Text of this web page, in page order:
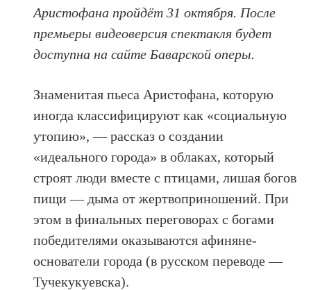
Аристофана пройдёт 31 октября. После
премьеры видеоверсия спектакля будет
доступна на сайте Баварской оперы.
Знаменитая пьеса Аристофана, которую
иногда классифицируют как «социальную
утопию», — рассказ о создании
«идеального города» в облаках, который
строят люди вместе с птицами, лишая богов
пищи — дыма от жертвоприношений. При
этом в финальных переговорах с богами
победителями оказываются афиняне-
основатели города (в русском переводе —
Тучекукуевска).